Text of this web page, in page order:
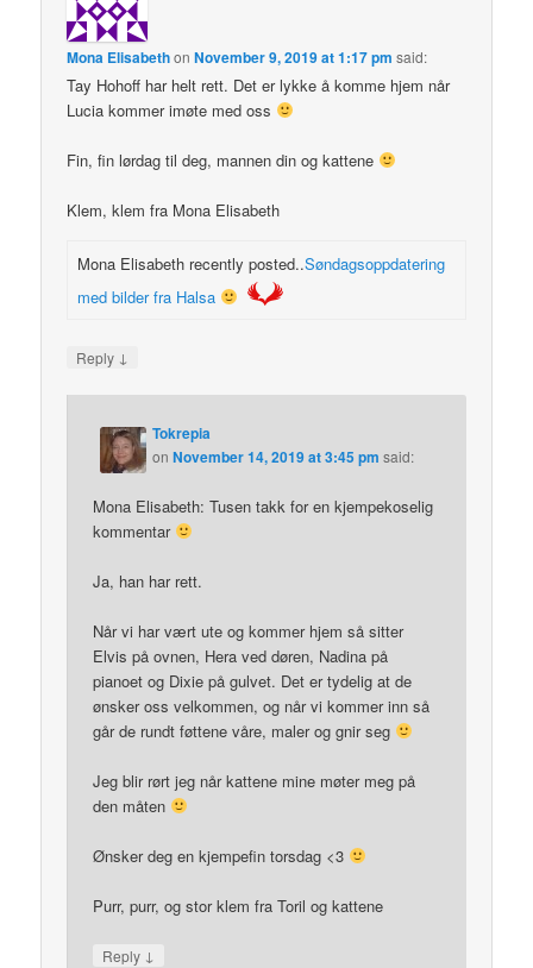
Mona ElisabethonNovember 9, 2019 at 1:17 pm said:
Tay Hohoff har helt rett. Det er lykke å komme hjem når
Lucia kommer imøte med oss
Fin, fin lørdag til deg, mannen din og kattene
Klem, klem fra Mona Elisabeth
Mona Elisabeth recently posted..Søndagsoppdatering
med bilder fra Halsa
Reply ↓
Tokrepia
onNovember 14, 2019 at 3:45 pm said:
Mona Elisabeth: Tusen takk for en kjempekoselig
kommentar
Ja, han har rett.
Når vi har vært ute og kommer hjem så sitter
Elvis på ovnen, Hera ved døren, Nadina på
pianoet og Dixie på gulvet. Det er tydelig at de
ønsker oss velkommen, og når vi kommer inn så
går de rundt føttene våre, maler og gnir seg
Jeg blir rørt jeg når kattene mine møter meg på
den måten
Ønsker deg en kjempefin torsdag <3
Purr, purr, og stor klem fra Toril og kattene
Reply ↓